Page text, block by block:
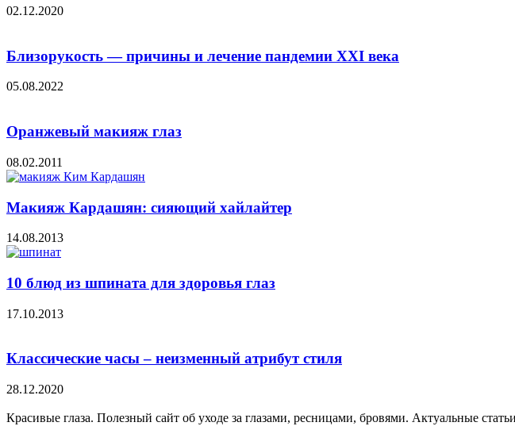
02.12.2020
Близорукость — причины и лечение пандемии XXI века
05.08.2022
Оранжевый макияж глаз
08.02.2011
Макияж Кардашян: сияющий хайлайтер
14.08.2013
10 блюд из шпината для здоровья глаз
17.10.2013
Классические часы – неизменный атрибут стиля
28.12.2020
Красивые глаза. Полезный сайт об уходе за глазами, ресницами, бровями. Актуальные